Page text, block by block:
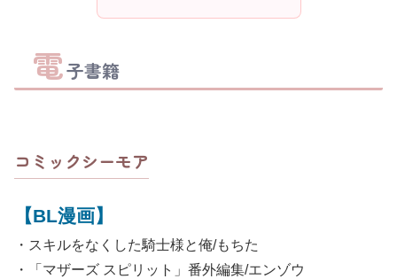
電子書籍
コミックシーモア
【BL漫画】
・スキルをなくした騎士様と俺/もちた
・「マザーズ スピリット」番外編集/エンゾウ